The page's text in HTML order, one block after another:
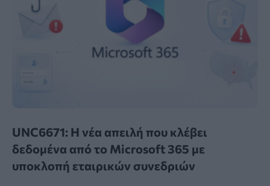
UNC6671: Η νέα απειλή που κλέβει
δεδομένα από το Microsoft 365 με
υποκλοπή εταιρικών συνεδριών